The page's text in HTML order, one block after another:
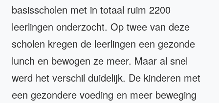
basisscholen met in totaal ruim 2200
leerlingen onderzocht. Op twee van deze
scholen kregen de leerlingen een gezonde
lunch en bewogen ze meer. Maar al snel
werd het verschil duidelijk. De kinderen met
een gezondere voeding en meer beweging